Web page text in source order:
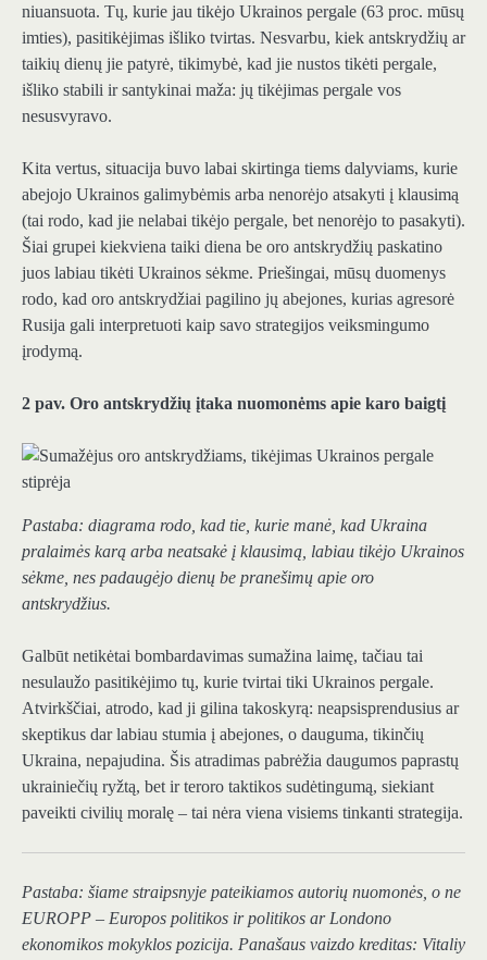
niuansuota. Tų, kurie jau tikėjo Ukrainos pergale (63 proc. mūsų
imties), pasitikėjimas išliko tvirtas. Nesvarbu, kiek antskrydžių ar
taikių dienų jie patyrė, tikimybė, kad jie nustos tikėti pergale,
išliko stabili ir santykinai maža: jų tikėjimas pergale vos
nesusvyravo.
Kita vertus, situacija buvo labai skirtinga tiems dalyviams, kurie
abejojo ​​Ukrainos galimybėmis arba nenorėjo atsakyti į klausimą
(tai rodo, kad jie nelabai tikėjo pergale, bet nenorėjo to pasakyti).
Šiai grupei kiekviena taiki diena be oro antskrydžių paskatino
juos labiau tikėti Ukrainos sėkme. Priešingai, mūsų duomenys
rodo, kad oro antskrydžiai pagilino jų abejones, kurias agresorė
Rusija gali interpretuoti kaip savo strategijos veiksmingumo
įrodymą.
2 pav. Oro antskrydžių įtaka nuomonėms apie karo baigtį
Pastaba: diagrama rodo, kad tie, kurie manė, kad Ukraina
pralaimės karą arba neatsakė į klausimą, labiau tikėjo Ukrainos
sėkme, nes padaugėjo dienų be pranešimų apie oro
antskrydžius.
Galbūt netikėtai bombardavimas sumažina laimę, tačiau tai
nesulaužo pasitikėjimo tų, kurie tvirtai tiki Ukrainos pergale.
Atvirkščiai, atrodo, kad ji gilina takoskyrą: neapsisprendusius ar
skeptikus dar labiau stumia į abejones, o dauguma, tikinčių
Ukraina, nepajudina. Šis atradimas pabrėžia daugumos paprastų
ukrainiečių ryžtą, bet ir teroro taktikos sudėtingumą, siekiant
paveikti civilių moralę – tai nėra viena visiems tinkanti strategija.
Pastaba: šiame straipsnyje pateikiamos autorių nuomonės, o ne
EUROPP – Europos politikos ir politikos ar Londono
ekonomikos mokyklos pozicija. Panašaus vaizdo kreditas: Vitaliy